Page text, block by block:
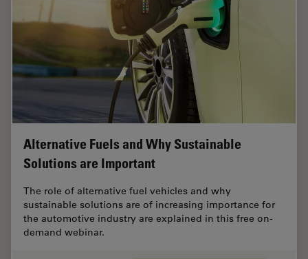
Alternative Fuels and Why Sustainable
Solutions are Important
The role of alternative fuel vehicles and why
sustainable solutions are of increasing importance for
the automotive industry are explained in this free on-
demand webinar.